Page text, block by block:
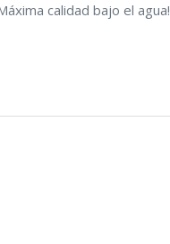
calidad bajo el agua!